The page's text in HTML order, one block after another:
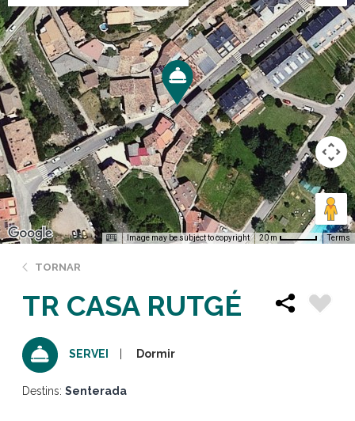
Image may be subject to copyright 20 m Terms
TORNAR
TR CASA RUTGÉ
SERVEI Dormir
Destins: Senterada